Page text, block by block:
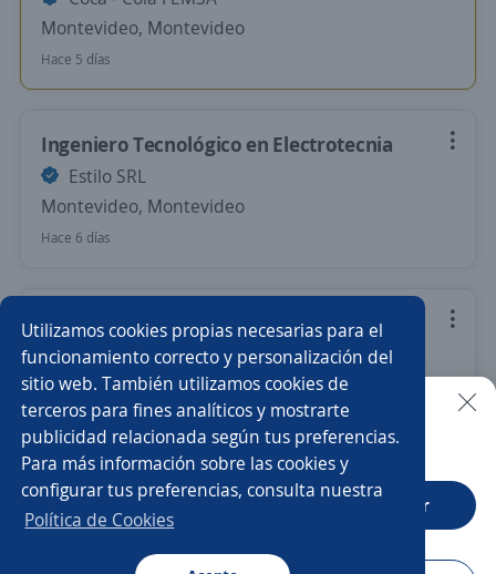
Utilizamos cookies propias necesarias para el
funcionamiento correcto y personalización del
sitio web. También utilizamos cookies de
terceros para fines analíticos y mostrarte
publicidad relacionada según tus preferencias.
Para más información sobre las cookies y
configurar tus preferencias, consulta nuestra
Política de Cookies
Montevideo, Montevideo
Hace 5 días
Ingeniero Tecnológico en Electrotecnia
Estilo SRL
Montevideo, Montevideo
Hace 6 días
Electricista industrial (Zona Nuevo Centro)
randstad
Montevideo, Montevideo
Hace 6 días
Anterior
Buscar es más fácil en la app
CT App Abrir